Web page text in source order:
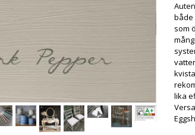
både
som
lika